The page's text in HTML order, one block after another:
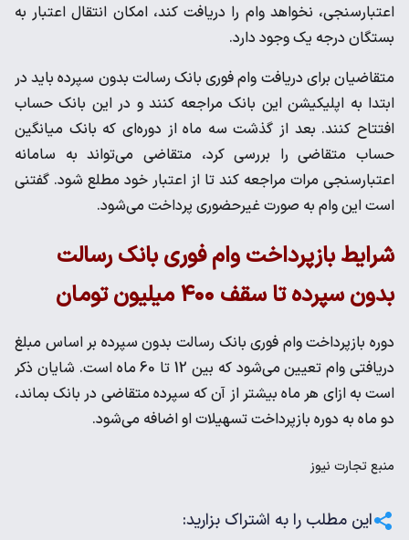
اعتبارسنجی، نخواهد وام را دریافت کند، امکان انتقال اعتبار به
بستگان درجه یک وجود دارد.
متقاضیان برای دریافت وام فوری بانک رسالت بدون سپرده باید در
ابتدا به اپلیکیشن این بانک مراجعه کنند و در این بانک حساب
افتتاح کنند. بعد از گذشت سه ماه از دوره‌ای که بانک میانگین
حساب متقاضی را بررسی کرد، متقاضی می‌تواند به سامانه
اعتبارسنجی مرات مراجعه کند تا از اعتبار خود مطلع شود. گفتنی
است این وام به صورت غیرحضوری پرداخت می‌شود.
شرایط بازپرداخت وام فوری بانک رسالت
بدون سپرده تا سقف ۴۰۰ میلیون تومان
دوره بازپرداخت وام فوری بانک رسالت بدون سپرده بر اساس مبلغ
دریافتی وام تعیین می‌شود که بین 12 تا 60 ماه است. شایان ذکر
است به ازای هر ماه بیشتر از آن که سپرده متقاضی در بانک بماند،
دو ماه به دوره بازپرداخت تسهیلات او اضافه می‌شود.
منبعتجارت نیوز
این مطلب را به اشتراک بزارید: